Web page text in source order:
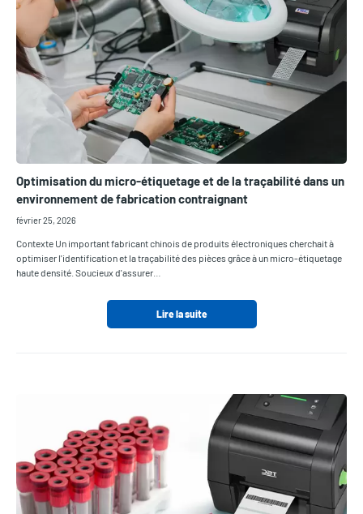
Optimisation du micro-étiquetage et de la traçabilité dans un
environnement de fabrication contraignant
février 25, 2026
Contexte Un important fabricant chinois de produits électroniques cherchait à
optimiser l'identification et la traçabilité des pièces grâce à un micro-étiquetage
haute densité. Soucieux d'assurer…
Lire la suite